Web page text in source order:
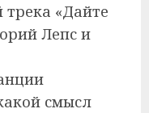
«Дайте
Лепс и
смысл